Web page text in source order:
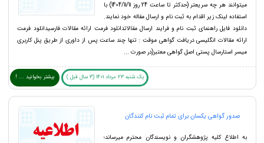
میتوانند هر چه سریعتر (حدکثر تا ساعت 24 روز 1404/11/11) با
استفاده لینک زیر اقدام به ثبت نام و ارسال مقاله خود نمایند.
دانلود فایل راهنمای ثبت نام و فرایند ارسال مقالاتدانلود فرمت ارائه مقالات فارسیدانلود فرمت
ارائه مقالات انگلیسی دریافت گواهی موقت : تنها چند ساعت پس از داوری از طریق پنل کاربری
میسر استارسال پستی اصل گواهی معتبر(در صورت ...
یک شنبه 23 مرداد 1401 (3 سال قبل ) بیشتر بخوانید ... !
صدور گواهی یکسان برای تمام ثبت نام کنندگان
به اطلاع کلیه پژوهشگران و نویسندگان محترم میرساند؛